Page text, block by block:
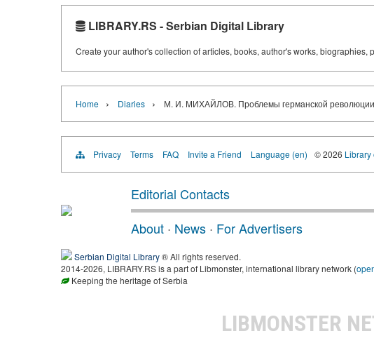
LIBRARY.RS - Serbian Digital Library
Create your author's collection of articles, books, author's works,
Home › Diaries › М. И. МИХАЙЛОВ. Проблемы германской революции
Privacy Terms FAQ Invite a Friend Language (en) © 2026 Library
Editorial Contacts
About · News · For Advertisers
Serbian Digital Library® All rights reserved.
2014-2026, LIBRARY.RS is a part of Libmonster, international library network (
Keeping the heritage of Serbia
LIBMONSTER